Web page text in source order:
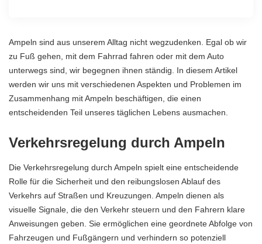
Ampeln sind aus unserem Alltag nicht wegzudenken. Egal ob wir
zu Fuß gehen, mit dem Fahrrad fahren oder mit dem Auto
unterwegs sind, wir begegnen ihnen ständig. In diesem Artikel
werden wir uns mit verschiedenen Aspekten und Problemen im
Zusammenhang mit Ampeln beschäftigen, die einen
entscheidenden Teil unseres täglichen Lebens ausmachen.
Verkehrsregelung durch Ampeln
Die Verkehrsregelung durch Ampeln spielt eine entscheidende
Rolle für die Sicherheit und den reibungslosen Ablauf des
Verkehrs auf Straßen und Kreuzungen. Ampeln dienen als
visuelle Signale, die den Verkehr steuern und den Fahrern klare
Anweisungen geben. Sie ermöglichen eine geordnete Abfolge von
Fahrzeugen und Fußgängern und verhindern so potenziell